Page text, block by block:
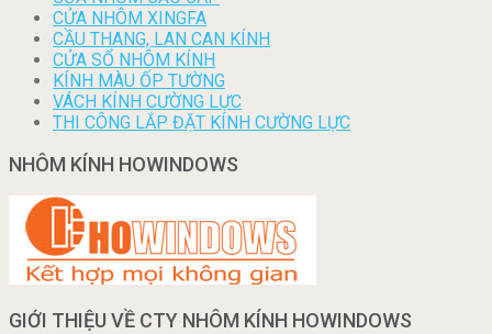
CỬA NHÔM XINGFA
CẦU THANG, LAN CAN KÍNH
CỬA SỔ NHÔM KÍNH
KÍNH MÀU ỐP TƯỜNG
VÁCH KÍNH CƯỜNG LỰC
THI CÔNG LẮP ĐẶT KÍNH CƯỜNG LỰC
NHÔM KÍNH HOWINDOWS
GIỚI THIỆU VỀ CTY NHÔM KÍNH HOWINDOWS